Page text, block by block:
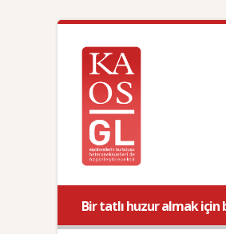
Bir tatlı huzur almak